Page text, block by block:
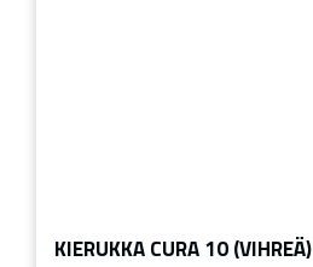
KIERUKKA CURA 10 (VIHREÄ)